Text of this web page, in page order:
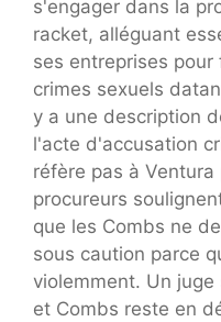
s'engager dans la
racket, alléguant
ses entreprises
crimes sexuels
y a une description
l'acte d'accusation
réfère pas à
procureurs
que les Combs ne
sous caution parce
violemment. Un
et Combs reste en